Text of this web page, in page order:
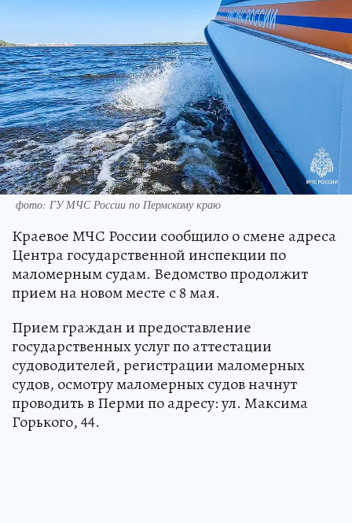
фото: ГУ МЧС России по Пермскому краю
Краевое МЧС России сообщило о смене адреса
Центра государственной инспекции по
маломерным судам. Ведомство продолжит
прием на новом месте с 8 мая.
Прием граждан и предоставление
государственных услуг по аттестации
судоводителей, регистрации маломерных
судов, осмотру маломерных судов начнут
проводить в Перми по адресу: ул. Максима
Горького, 44.